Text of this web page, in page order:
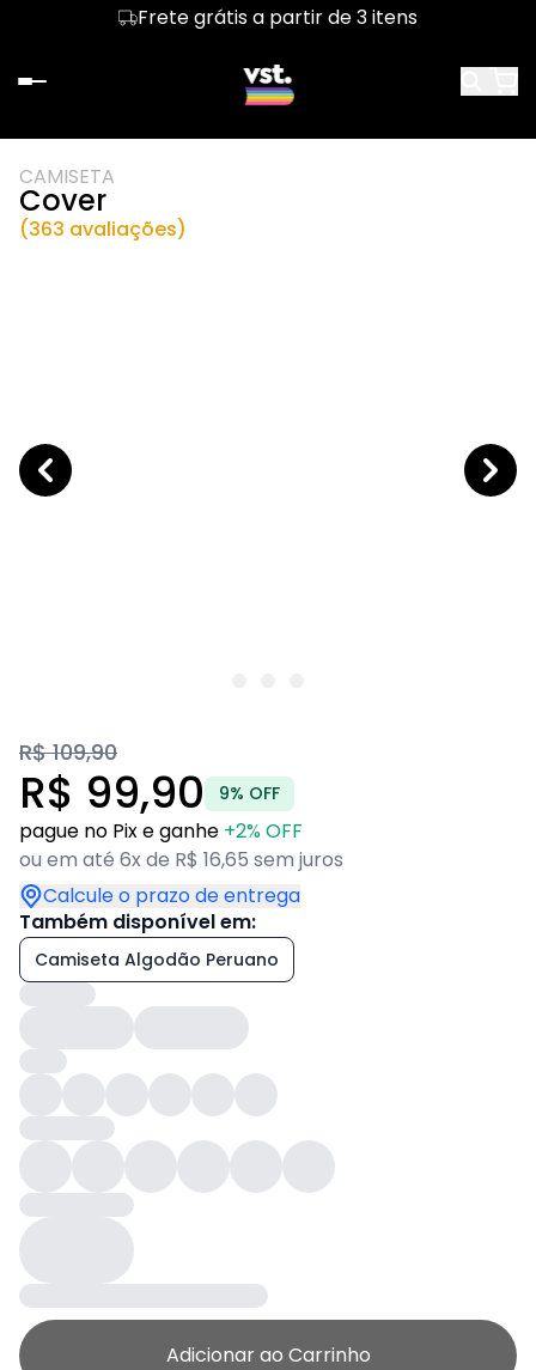
Frete grátis a partir de 3 itens
CAMISETA
Cover
(363 avaliações)
R$ 109,90
R$ 99,90 9% OFF
pague no Pix e ganhe +2% OFF
ou em até 6x de R$ 16,65 sem juros
Calcule o prazo de entrega
Também disponível em:
Camiseta Algodão Peruano
Adicionar ao Carrinho